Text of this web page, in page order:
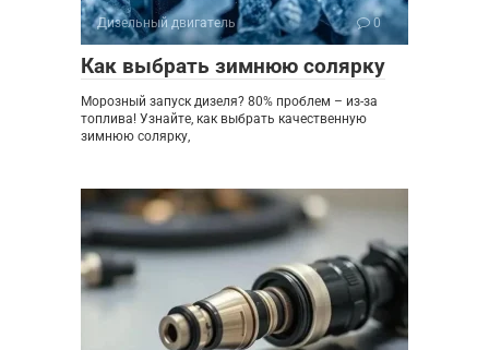
Дизельный двигатель 0
Как выбрать зимнюю солярку
Морозный запуск дизеля? 80% проблем – из-за
топлива! Узнайте, как выбрать качественную
зимнюю солярку,